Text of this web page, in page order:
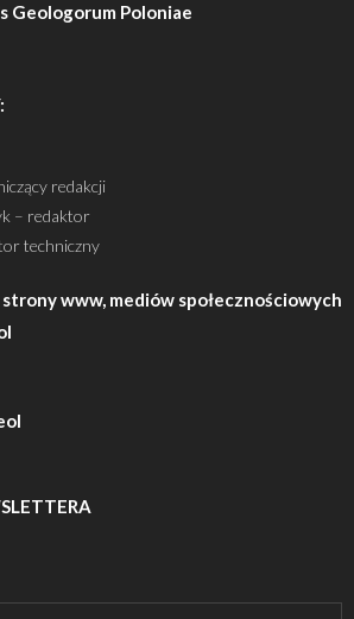
Geologorum Poloniae
redakcji
– redaktor
techniczny
strony www, mediów społecznościowych